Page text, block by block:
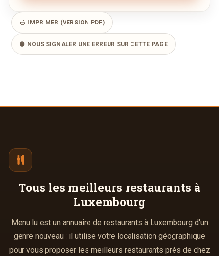
IMPRIMER (VERSION PDF)
NOUS SIGNALER UNE ERREUR SUR CETTE PAGE
Tous les meilleurs restaurants à
Luxembourg
Menu.lu est un annuaire de restaurants à Luxembourg d'un
genre nouveau : il utilise votre localisation géographique
pour vous proposer les meilleurs restaurants près de chez